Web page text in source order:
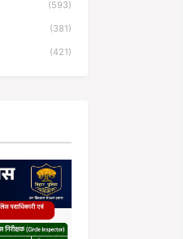
(593)
(381)
(421)